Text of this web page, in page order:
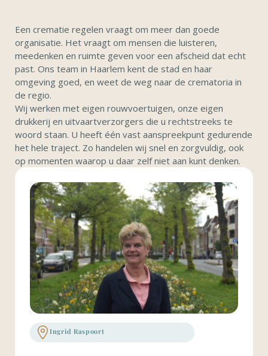
Een crematie regelen vraagt om meer dan goede
organisatie. Het vraagt om mensen die luisteren,
meedenken en ruimte geven voor een afscheid dat echt
past. Ons team in Haarlem kent de stad en haar
omgeving goed, en weet de weg naar de crematoria in
de regio.
Wij werken met eigen rouwvoertuigen, onze eigen
drukkerij en uitvaartverzorgers die u rechtstreeks te
woord staan. U heeft één vast aanspreekpunt gedurende
het hele traject. Zo handelen wij snel en zorgvuldig, ook
op momenten waarop u daar zelf niet aan kunt denken.
Ingrid Raspoort